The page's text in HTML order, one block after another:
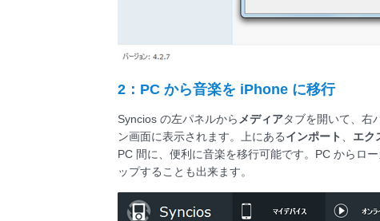
2：PC から音楽を iPhone に移行
Syncios の左パネルから メディアタブを開いて、右
ン画面に表示されます。上にあるインポート エク
PC 間に、便利に音楽を移行可能です。PC からロ
ップすることも出来ます。